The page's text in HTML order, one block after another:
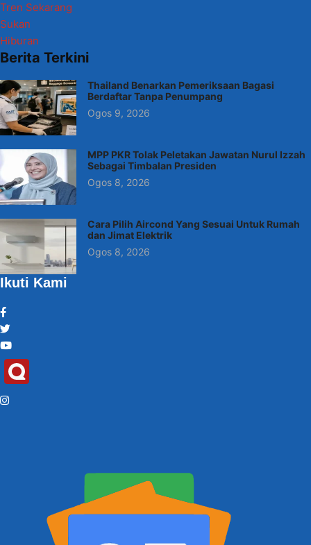
Tren Sekarang
Sukan
Hiburan
Berita Terkini
Thailand Benarkan Pemeriksaan Bagasi
Berdaftar Tanpa Penumpang
Ogos 9, 2026
MPP PKR Tolak Peletakan Jawatan Nurul Izzah
Sebagai Timbalan Presiden
Ogos 8, 2026
Cara Pilih Aircond Yang Sesuai Untuk Rumah
dan Jimat Elektrik
Ogos 8, 2026
Ikuti Kami